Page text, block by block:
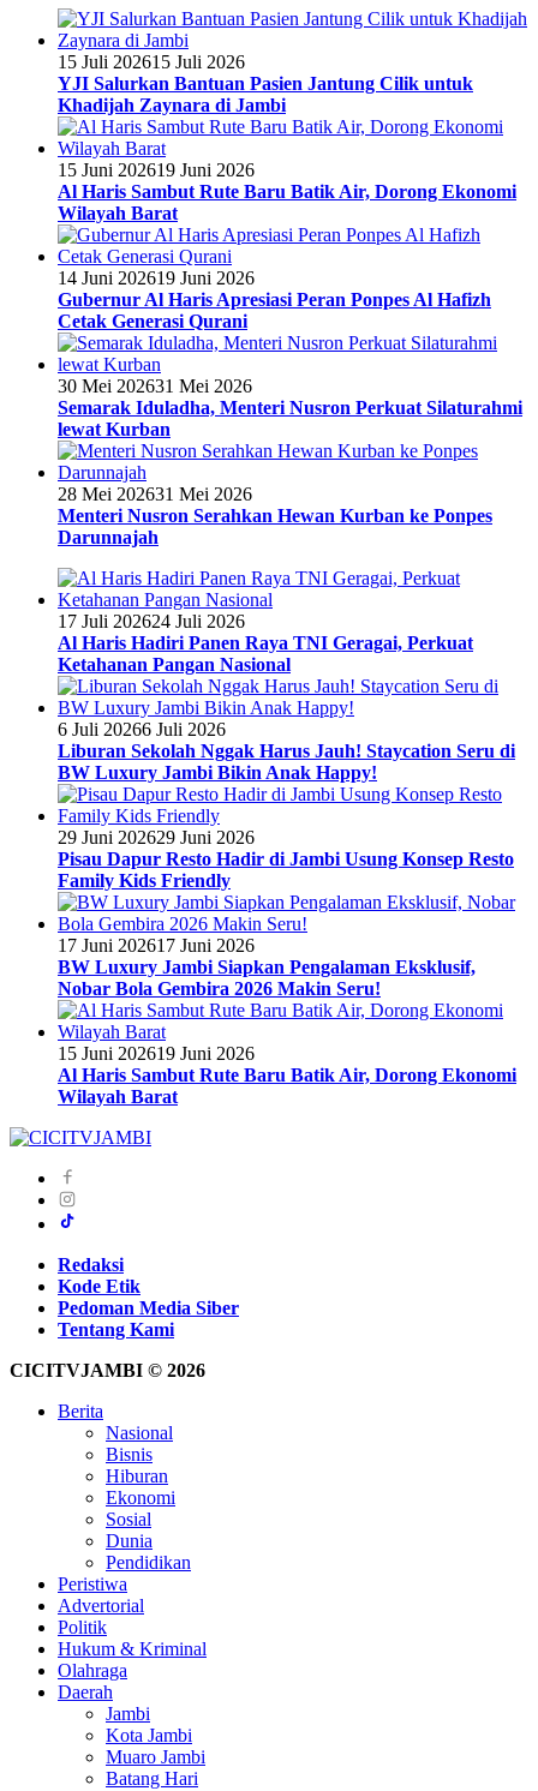
15 Juli 202615 Juli 2026
YJI Salurkan Bantuan Pasien Jantung Cilik untuk
Khadijah Zaynara di Jambi
15 Juni 202619 Juni 2026
Al Haris Sambut Rute Baru Batik Air, Dorong Ekonomi
Wilayah Barat
14 Juni 202619 Juni 2026
Gubernur Al Haris Apresiasi Peran Ponpes Al Hafizh
Cetak Generasi Qurani
30 Mei 202631 Mei 2026
Semarak Iduladha, Menteri Nusron Perkuat Silaturahmi
lewat Kurban
28 Mei 202631 Mei 2026
Menteri Nusron Serahkan Hewan Kurban ke Ponpes
Darunnajah
17 Juli 202624 Juli 2026
Al Haris Hadiri Panen Raya TNI Geragai, Perkuat
Ketahanan Pangan Nasional
6 Juli 20266 Juli 2026
Liburan Sekolah Nggak Harus Jauh! Staycation Seru di
BW Luxury Jambi Bikin Anak Happy!
29 Juni 202629 Juni 2026
Pisau Dapur Resto Hadir di Jambi Usung Konsep Resto
Family Kids Friendly
17 Juni 202617 Juni 2026
BW Luxury Jambi Siapkan Pengalaman Eksklusif,
Nobar Bola Gembira 2026 Makin Seru!
15 Juni 202619 Juni 2026
Al Haris Sambut Rute Baru Batik Air, Dorong Ekonomi
Wilayah Barat
Redaksi
Kode Etik
Pedoman Media Siber
Tentang Kami
CICITVJAMBI © 2026
Berita
Nasional
Bisnis
Hiburan
Ekonomi
Sosial
Dunia
Pendidikan
Peristiwa
Advertorial
Politik
Hukum & Kriminal
Olahraga
Daerah
Jambi
Kota Jambi
Muaro Jambi
Batang Hari